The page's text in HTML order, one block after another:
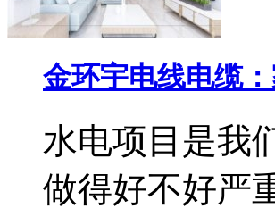
金环宇电线电缆
水电项目是我
做得好不好严